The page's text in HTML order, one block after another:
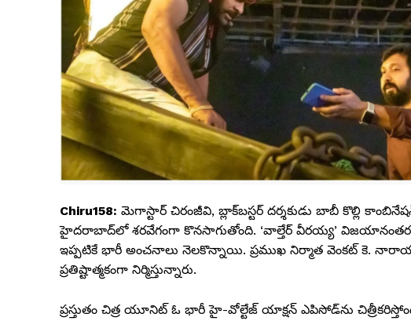
Chiru158: మెగాస్టార్ చిరంజీవి, బ్లాక్‌బస్టర్ దర్శకుడు బాబీ కొల్లి
హైదరాబాద్‌లో శరవేగంగా కొనసాగుతోంది. ‘వాల్తేర్ వీరయ్య’
ఇప్పటికే భారీ అంచనాలు నెలకొన్నాయి. ప్రముఖ నిర్మాత వెంకట్ కె.
ప్రతిష్టాత్మకంగా నిర్మిస్తున్నారు.
ప్రస్తుతం చిత్ర యూనిట్ ఓ భారీ హై-వోల్టేజ్ యాక్షన్ ఎపిసోడ్‌ను